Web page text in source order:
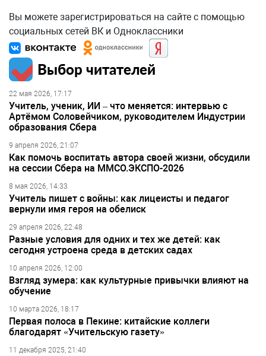
Вы можете зарегистрироваться на сайте с помощью
социальных сетей ВК и Одноклассники
Выбор читателей
22 мая 2026, 17:17
Учитель, ученик, ИИ – что меняется: интервью с
Артёмом Соловейчиком, руководителем Индустрии
образования Сбера
9 апреля 2026, 21:07
Как помочь воспитать автора своей жизни, обсудили
на сессии Сбера на ММСО.ЭКСПО-2026
8 мая 2026, 14:33
Учитель пишет с войны: как лицеисты и педагог
вернули имя героя на обелиск
29 апреля 2026, 22:48
Разные условия для одних и тех же детей: как
сегодня устроена среда в детских садах
10 апреля 2026, 12:00
Взгляд зумера: как культурные привычки влияют на
обучение
10 марта 2026, 18:17
Первая полоса в Пекине: китайские коллеги
благодарят «Учительскую газету»
11 декабря 2025, 21:40